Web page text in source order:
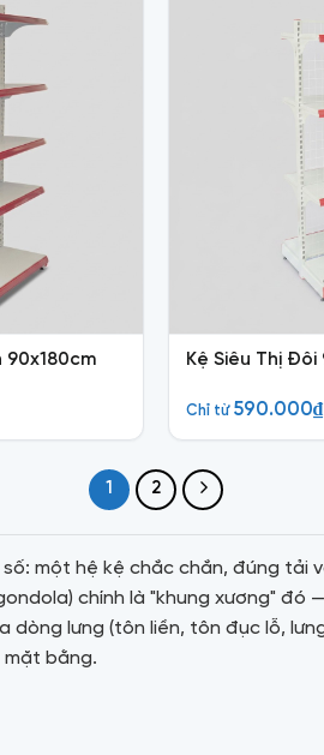
90x180cm Kệ Siêu Thị Đôi
Chỉ từ 590.000₫
1 2
một hệ kệ chắc chắn, đúng
chính là "khung xương"
lưng (tôn liền, tôn đục lỗ,
mặt bằng.